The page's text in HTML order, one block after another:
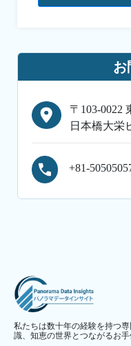
お
〒103-0022
日本橋大栄
+81-
私たちは数十年の経験を持つ
識、知恵の世界とつながるお